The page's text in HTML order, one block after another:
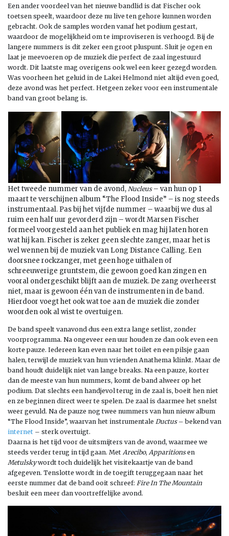
Een ander voordeel van het nieuwe bandlid is dat Fischer ook
toetsen speelt, waardoor deze nu live ten gehore kunnen worden
gebracht. Ook de samples worden vanaf het podium gestart,
waardoor de mogelijkheid om te improviseren is verhoogd. Bij de
langere nummers is dit zeker een groot pluspunt. Sluit je ogen en
laat je meevoeren op de muziek die perfect de zaal ingestuurd
wordt. Dit laatste mag overigens ook wel een keer gezegd worden.
Was voorheen het geluid in de Lakei Helmond niet altijd even goed,
deze avond was het perfect. Hetgeen zeker voor een instrumentale
band van groot belang is.
Het tweede nummer van de avond, Nucleus– van hun op 1
maart te verschijnen album “The Flood Inside” – is nog steeds
instrumentaal. Pas bij het vijfde nummer – waarbij we dus al
ruim een half uur gevorderd zijn – wordt Marsen Fischer
formeel voorgesteld aan het publiek en mag hij laten horen
wat hij kan. Fischer is zeker geen slechte zanger, maar het is
wel wennen bij de muziek van Long Distance Calling. Een
doorsnee rockzanger, met geen hoge uithalen of
schreeuwerige gruntstem, die gewoon goed kan zingen en
vooral ondergeschikt blijft aan de muziek. De zang overheerst
niet, maar is gewoon één van de instrumenten in de band.
Hierdoor voegt het ook wat toe aan de muziek die zonder
woorden ook al wist te overtuigen.
De band speelt vanavond dus een extra lange setlist, zonder
voorprogramma. Na ongeveer een uur houden ze dan ook even een
korte pauze. Iedereen kan even naar het toilet en een pilsje gaan
halen, terwijl de muziek van hun vrienden Anathema klinkt. Maar de
band houdt duidelijk niet van lange breaks. Na een pauze, korter
dan de meeste van hun nummers, komt de band alweer op het
podium. Dat slechts een handjevol terug in de zaal is, boeit hen niet
en ze beginnen direct weer te spelen. De zaal is daarmee het snelst
weer gevuld. Na de pauze nog twee nummers van hun nieuw album
“The Flood Inside”, waarvan het instrumentale Ductus– bekend van
internet – sterk overtuigt.
Daarna is het tijd voor de uitsmijters van de avond, waarmee we
steeds verder terug in tijd gaan. Met Arecibo, Apparitionsen
Metulskywordt toch duidelijk het visitekaartje van de band
afgegeven. Tenslotte wordt in de toegift teruggegaan naar het
eerste nummer dat de band ooit schreef: Fire In The Mountain
besluit een meer dan voortreffelijke avond.